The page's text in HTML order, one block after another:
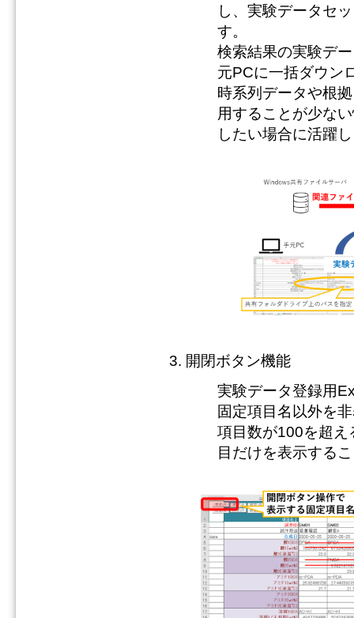
し、実験データセ
す。
検索結果の実験デ
元PCに一括ダウン
時系列データや根
用することが少な
したい場合に活躍
開閉ボタン機能
実験データ登録用
固定項目名以外を
項目数が100を超え
目だけを表示する